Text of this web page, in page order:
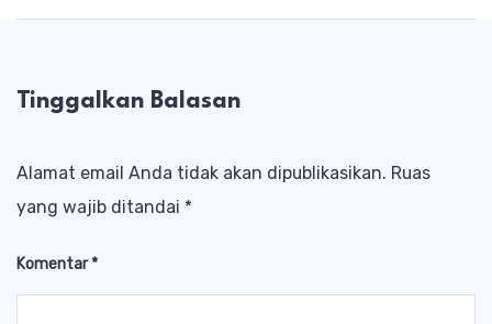
Tinggalkan Balasan
Alamat email Anda tidak akan dipublikasikan. Ruas
yang wajib ditandai *
Komentar*